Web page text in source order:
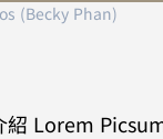
(Becky Phan)
Lorem